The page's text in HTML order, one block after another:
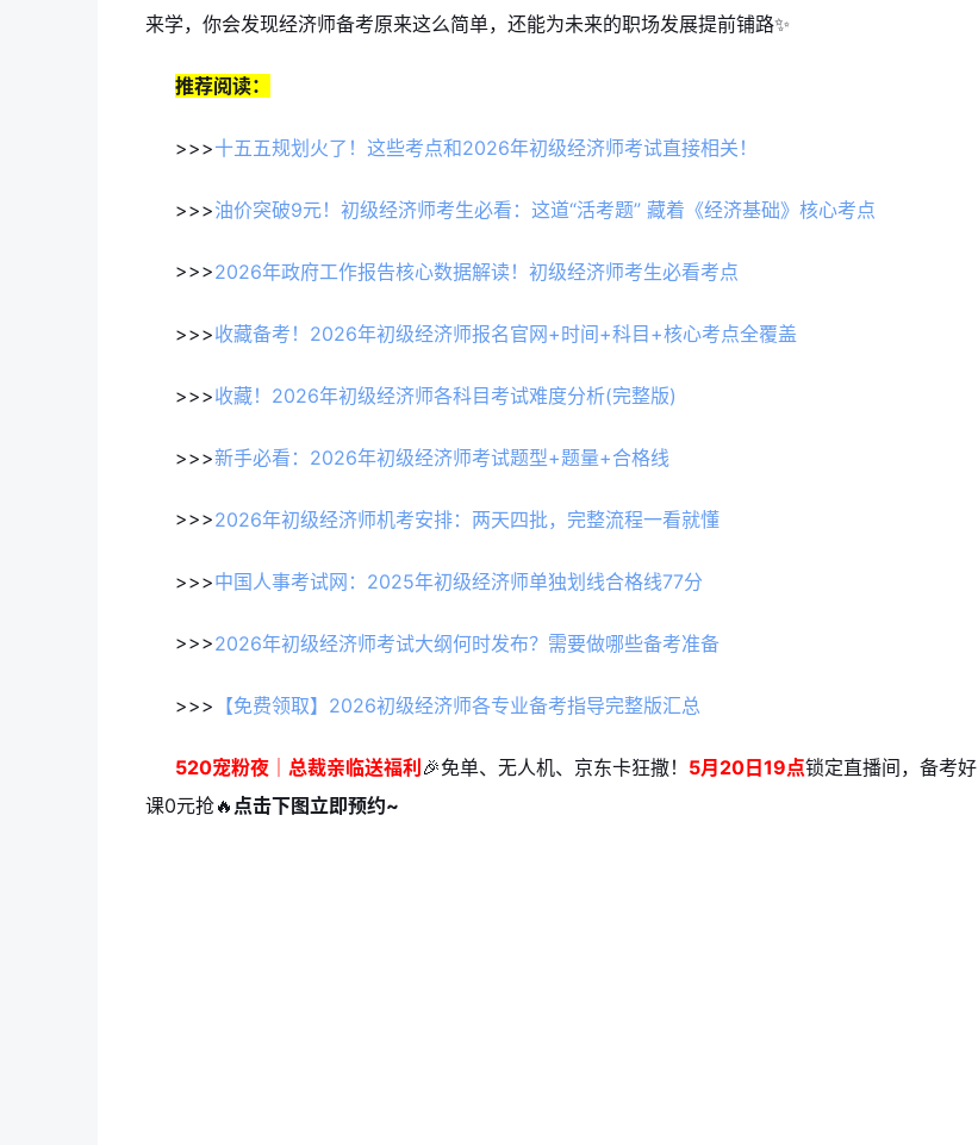
来学，你会发现经济师备考原来这么简单，还能为未来的职场发展提前铺路✨
推荐阅读：
>>>十五五规划火了！这些考点和2026年初级经济师考试直接相关！
>>>油价突破9元！初级经济师考生必看：这道“活考题” 藏着《经济基础》核心考点
>>>2026年政府工作报告核心数据解读！初级经济师考生必看考点
>>>收藏备考！2026年初级经济师报名官网+时间+科目+核心考点全覆盖
>>>收藏！2026年初级经济师各科目考试难度分析(完整版)
>>>新手必看：2026年初级经济师考试题型+题量+合格线
>>>2026年初级经济师机考安排：两天四批，完整流程一看就懂
>>>中国人事考试网：2025年初级经济师单独划线合格线77分
>>>2026年初级经济师考试大纲何时发布？需要做哪些备考准备
>>> 【免费领取】2026初级经济师各专业备考指导完整版汇总
520宠粉夜｜总裁亲临送福利 🎉免单、无人机、京东卡狂撒！ 5月20日19点锁定直播间，备考好
课0元抢🔥 点击下图立即预约~